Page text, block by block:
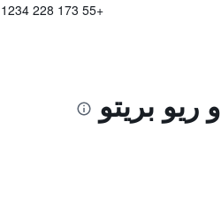
+55 173 228 1234
بريتو